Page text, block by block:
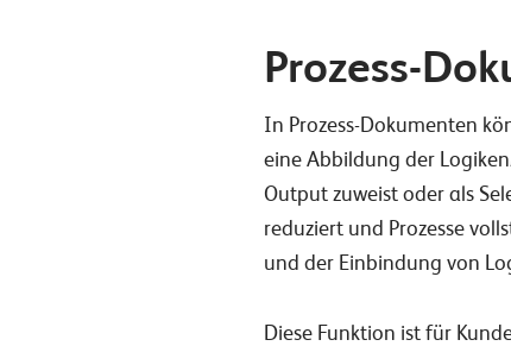
Prozess-
In Prozess-Dokumenten
eine Abbildung der
Output zuweist oder als
reduziert und Prozesse
und der Einbindung von
Diese Funktion ist für